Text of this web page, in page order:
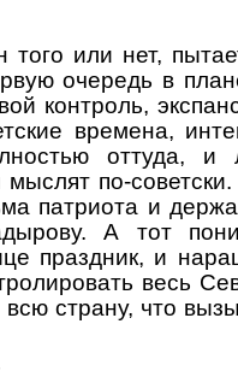
или нет,
очередь в
контроль,
времена,
оттуда, и
по-
патриота и
А тот
праздник, и
весь
страну, что